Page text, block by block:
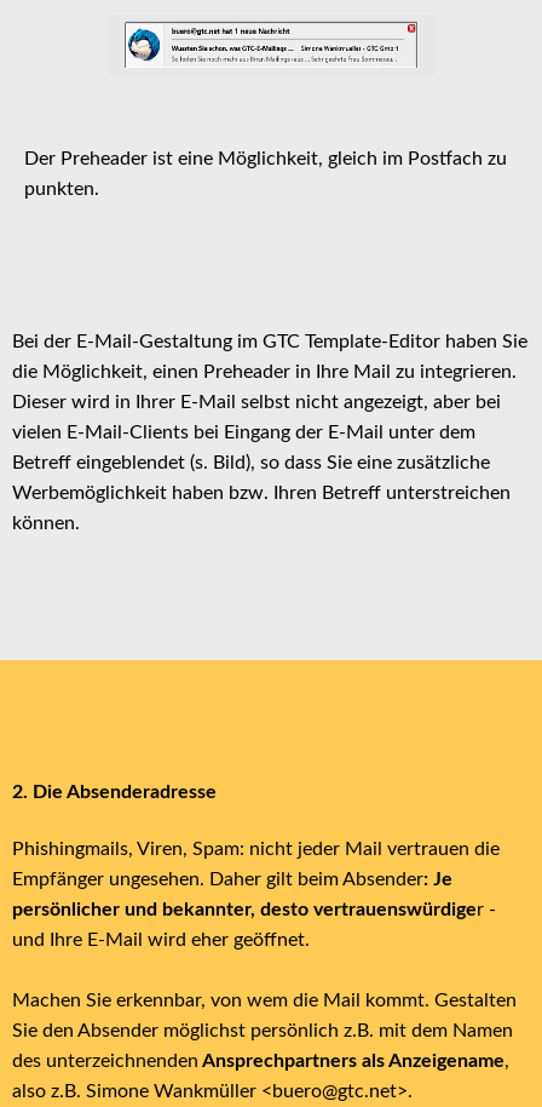
Der Preheader ist eine Möglichkeit, gleich im Postfach zu
punkten.
Bei der E-Mail-Gestaltung im GTC Template-Editor haben Sie
die Möglichkeit, einen Preheader in Ihre Mail zu integrieren.
Dieser wird in Ihrer E-Mail selbst nicht angezeigt, aber bei
vielen E-Mail-Clients bei Eingang der E-Mail unter dem
Betreff eingeblendet (s. Bild), so dass Sie eine zusätzliche
Werbemöglichkeit haben bzw. Ihren Betreff unterstreichen
können.
2. Die Absenderadresse
Phishingmails, Viren, Spam: nicht jeder Mail vertrauen die
Empfänger ungesehen. Daher gilt beim Absender: Je
persönlicher und bekannter, desto vertrauenswürdiger -
und Ihre E-Mail wird eher geöffnet.
Machen Sie erkennbar, von wem die Mail kommt. Gestalten
Sie den Absender möglichst persönlich z.B. mit dem Namen
des unterzeichnenden Ansprechpartners als Anzeigename,
also z.B. Simone Wankmüller <buero@gtc.net>.